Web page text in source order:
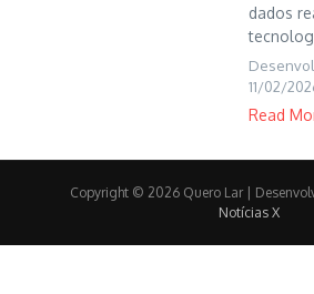
dados
11/02/
Read
Copyright © 2026 Quero Lar |
Notícias X